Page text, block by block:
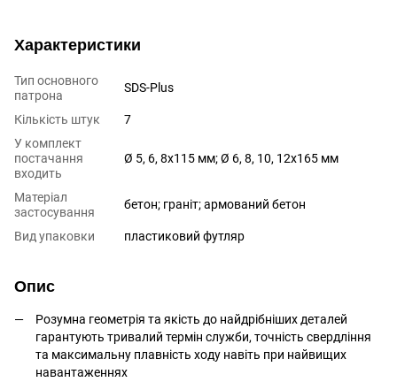
Характеристики
Тип основного
патрона
SDS-Plus
Кількість штук
7
У комплект
постачання
входить
Ø 5, 6, 8x115 мм; Ø 6, 8, 10, 12x165 мм
Матеріал
застосування
бетон; граніт; армований бетон
Вид упаковки пластиковий футляр
Опис
Розумна геометрія та якість до найдрібніших деталей
гарантують тривалий термін служби, точність свердління
та максимальну плавність ходу навіть при найвищих
навантаженнях